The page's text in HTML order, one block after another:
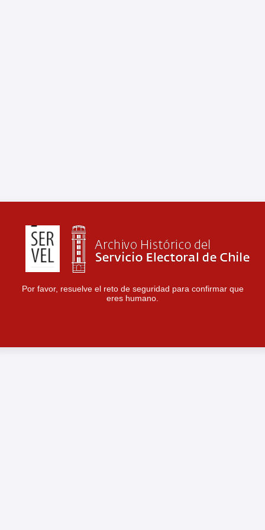
Por favor, resuelve el reto de seguridad para confirmar que
eres humano.